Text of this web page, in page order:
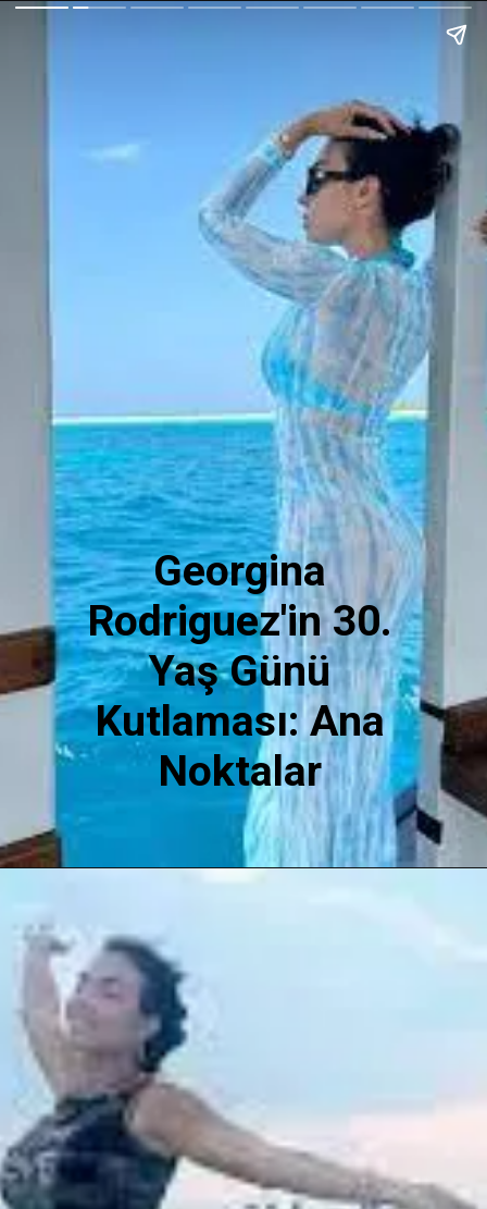
Georgina
Rodriguez'in 30.
Yaş Günü
Kutlaması: Ana
Noktalar